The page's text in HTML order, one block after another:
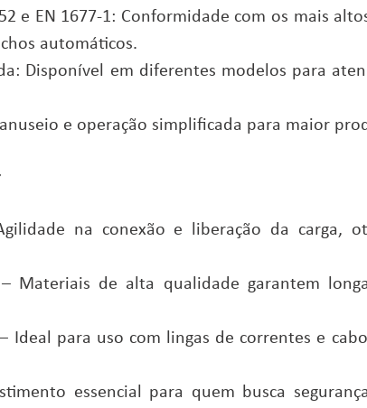
e EN 1677-1: Conformidade com os mais
automáticos.
Disponível em diferentes modelos para
e operação simplificada para maior
na conexão e liberação da carga,
Materiais de alta qualidade garantem
Ideal para uso com lingas de correntes e
essencial para quem busca